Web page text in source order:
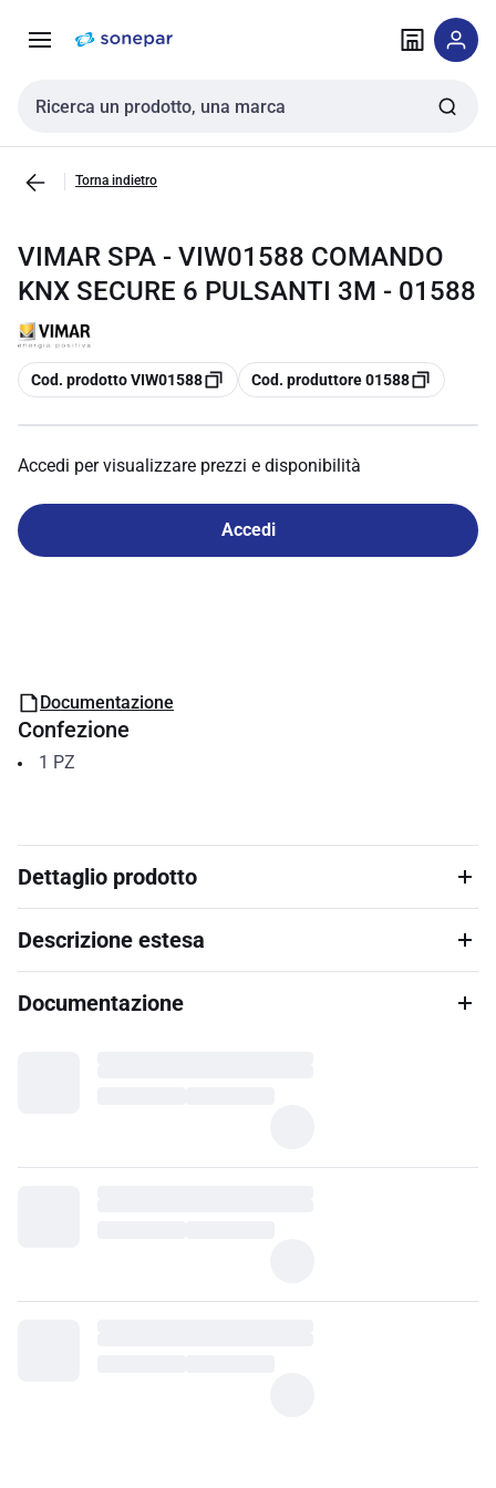
navigazione alla
Cerca input
Torna indietro
VIMAR SPA - VIW01588 COMANDO
KNX SECURE 6 PULSANTI 3M - 01588
copia
Cod. prodotto VIW01588 copia
Cod. produttore 01588
Accedi per visualizzare prezzi e disponibilità
Accedi
Documentazione
Confezione
1 PZ
Dettaglio prodotto
Descrizione estesa
Documentazione